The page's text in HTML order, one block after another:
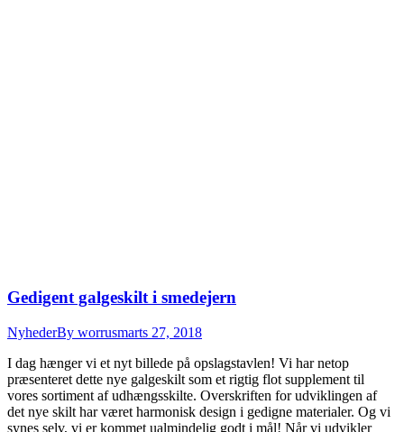
Gedigent galgeskilt i smedejern
NyhederBy worrusmarts 27, 2018
I dag hænger vi et nyt billede på opslagstavlen! Vi har netop
præsenteret dette nye galgeskilt som et rigtig flot supplement til
vores sortiment af udhængsskilte. Overskriften for udviklingen af
det nye skilt har været harmonisk design i gedigne materialer. Og vi
synes selv, vi er kommet ualmindelig godt i mål! Når vi udvikler